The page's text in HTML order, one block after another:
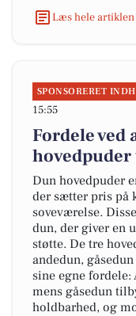
Læs hele
SPONSORERET
15:55
Fordele ved
Dun hovedpuder
der sætter pris på
soveværelse.
dun, der giver en
støtte. De tre
andedun,
sine egne fordele:
mens gåsedun
holdbarhed, og